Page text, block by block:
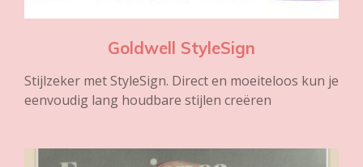
Goldwell StyleSign
Stijlzeker met StyleSign. Direct en moeiteloos kun je
eenvoudig lang houdbare stijlen creëren